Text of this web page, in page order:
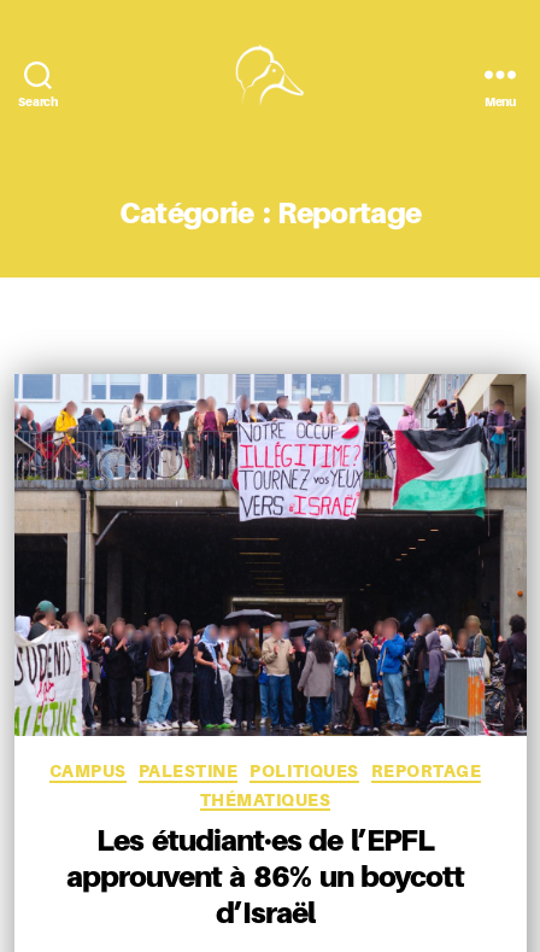
Search Menu
Catégorie : Reportage
Catégories
CAMPUS PALESTINE POLITIQUES
REPORTAGE
THÉMATIQUES
Les étudiant·es de l’EPFL
approuvent à 86% un boycott
d’Israël